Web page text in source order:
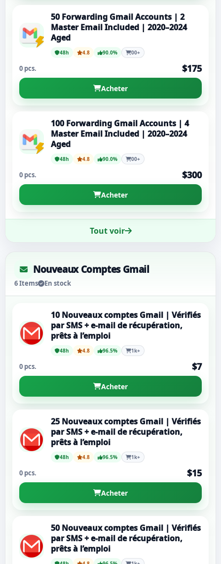
50 Forwarding Gmail Accounts | 2
Master Email Included | 2020–2024
Aged
48h 4.8 90.0% 00+
0 pcs. $175
Acheter
100 Forwarding Gmail Accounts | 4
Master Email Included | 2020–2024
Aged
48h 4.8 90.0% 00+
0 pcs. $300
Acheter
Tout voir
Nouveaux Comptes Gmail
6 Items En stock
10 Nouveaux comptes Gmail | Vérifiés
par SMS + e-mail de récupération,
prêts à l’emploi
48h 4.8 96.5% 1k+
0 pcs. $7
Acheter
25 Nouveaux comptes Gmail | Vérifiés
par SMS + e-mail de récupération,
prêts à l’emploi
48h 4.8 96.5% 1k+
0 pcs. $15
Acheter
50 Nouveaux comptes Gmail | Vérifiés
par SMS + e-mail de récupération,
prêts à l’emploi